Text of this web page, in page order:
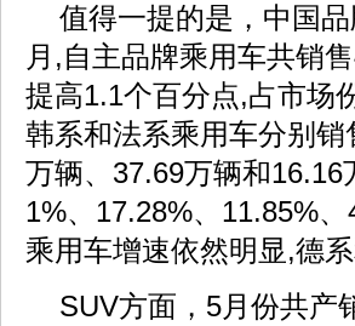
值得一提的是，中国
月,自主品牌乘用车共销
提高1.1个百分点,占市场
韩系和法系乘用车分别
万辆、37.69万辆和
1%、17.28%、11.85%
乘用车增速依然明显,德
SUV方面，5月份共产